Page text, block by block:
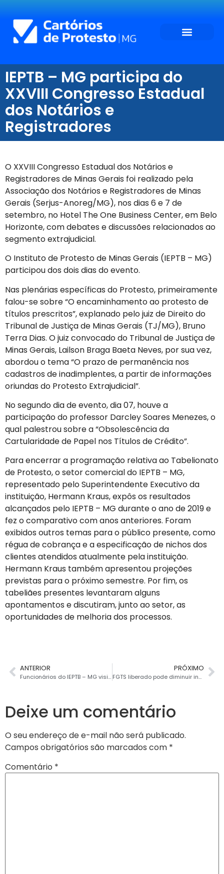
IEPTB – MG participa do
XXVIII Congresso Estadual
dos Notários e
Registradores
O XXVIII Congresso Estadual dos Notários e
Registradores de Minas Gerais foi realizado pela
Associação dos Notários e Registradores de Minas
Gerais (Serjus-Anoreg/MG), nos dias 6 e 7 de
setembro, no Hotel The One Business Center, em Belo
Horizonte, com debates e discussões relacionados ao
segmento extrajudicial.
O Instituto de Protesto de Minas Gerais (IEPTB – MG)
participou dos dois dias do evento.
Nas plenárias específicas do Protesto, primeiramente
falou-se sobre “O encaminhamento ao protesto de
títulos prescritos”, explanado pelo juiz de Direito do
Tribunal de Justiça de Minas Gerais (TJ/MG), Bruno
Terra Dias. O juiz convocado do Tribunal de Justiça de
Minas Gerais, Lailson Braga Baeta Neves, por sua vez,
abordou o tema “O prazo de permanência nos
cadastros de inadimplentes, a partir de informações
oriundas do Protesto Extrajudicial”.
No segundo dia de evento, dia 07, houve a
participação do professor Darcley Soares Menezes, o
qual palestrou sobre a “Obsolescência da
Cartularidade de Papel nos Títulos de Crédito”.
Para encerrar a programação relativa ao Tabelionato
de Protesto, o setor comercial do IEPTB – MG,
representado pelo Superintendente Executivo da
instituição, Hermann Kraus, expôs os resultados
alcançados pelo IEPTB – MG durante o ano de 2019 e
fez o comparativo com anos anteriores. Foram
exibidos outros temas para o público presente, como
régua de cobrança e a especificação de nichos dos
clientes atendidos atualmente pela instituição.
Hermann Kraus também apresentou projeções
previstas para o próximo semestre. Por fim, os
tabeliães presentes levantaram alguns
apontamentos e discutiram, junto ao setor, as
oportunidades de melhoria dos processos.
ANTERIOR
Funcionários do IEPTB – MG visitam o Lar Cristão de Belo Horizonte, instituição contemplada pelo Protesto Solidário do mês de agosto
PRÓXIMO
FGTS liberado pode diminuir inadimplência em MG
Deixe um comentário
O seu endereço de e-mail não será publicado.
Campos obrigatórios são marcados com *
Comentário *